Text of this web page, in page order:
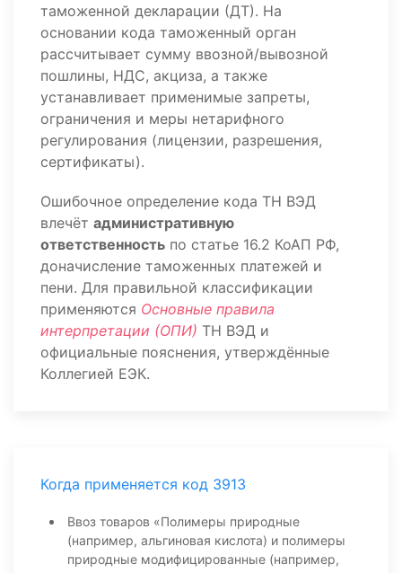
таможенной декларации (ДТ). На
основании кода таможенный орган
рассчитывает сумму ввозной/вывозной
пошлины, НДС, акциза, а также
устанавливает применимые запреты,
ограничения и меры нетарифного
регулирования (лицензии, разрешения,
сертификаты).
Ошибочное определение кода ТН ВЭД
влечёт административную
ответственность по статье 16.2 КоАП РФ,
доначисление таможенных платежей и
пени. Для правильной классификации
применяются Основные правила
интерпретации (ОПИ) ТН ВЭД и
официальные пояснения, утверждённые
Коллегией ЕЭК.
Когда применяется код 3913
Ввоз товаров «Полимеры природные
(например, альгиновая кислота) и полимеры
природные модифицированные (например,